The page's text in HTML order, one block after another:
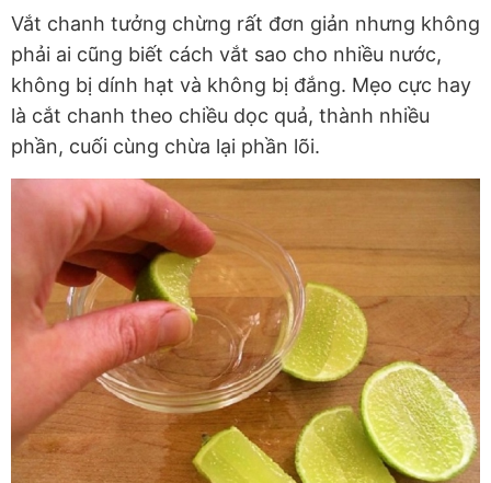
Vắt chanh tưởng chừng rất đơn giản nhưng không
phải ai cũng biết cách vắt sao cho nhiều nước,
không bị dính hạt và không bị đắng. Mẹo cực hay
là cắt chanh theo chiều dọc quả, thành nhiều
phần, cuối cùng chừa lại phần lõi.